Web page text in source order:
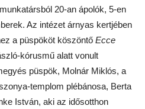
20-an ápolók, 5-en
Az intézet árnyas kertjében
a püspököt köszöntő Ecce
kórusmű alatt vonult
püspök, Molnár Miklós, a
templom plébánosa, Berta
István, aki az idősotthon